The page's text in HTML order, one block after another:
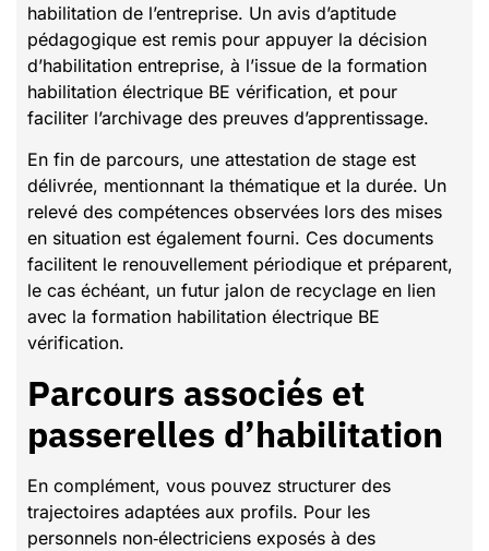
habilitation de l’entreprise. Un avis d’aptitude
pédagogique est remis pour appuyer la décision
d’habilitation entreprise, à l’issue de la formation
habilitation électrique BE vérification, et pour
faciliter l’archivage des preuves d’apprentissage.
En fin de parcours, une attestation de stage est
délivrée, mentionnant la thématique et la durée. Un
relevé des compétences observées lors des mises
en situation est également fourni. Ces documents
facilitent le renouvellement périodique et préparent,
le cas échéant, un futur jalon de recyclage en lien
avec la formation habilitation électrique BE
vérification.
Parcours associés et
passerelles d’habilitation
En complément, vous pouvez structurer des
trajectoires adaptées aux profils. Pour les
personnels non‑électriciens exposés à des